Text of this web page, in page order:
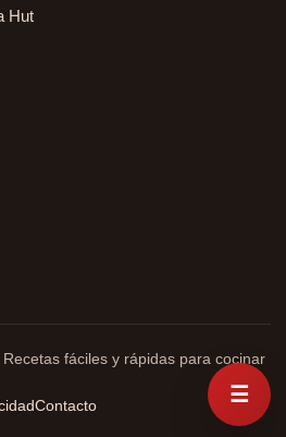
☰
Hut
fáciles y rápidas para cocinar
Contacto